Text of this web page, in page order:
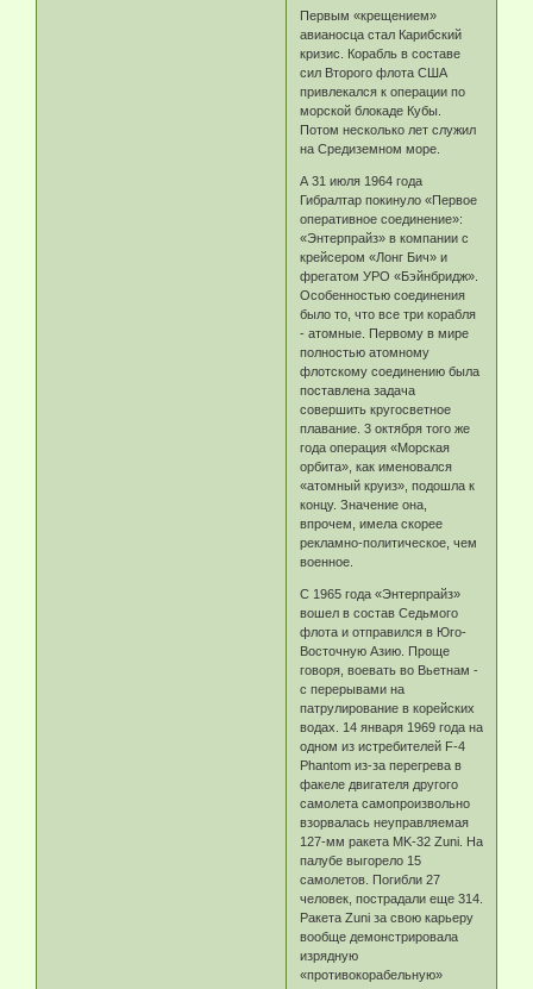
Первым «крещением»
авианосца стал Карибский
кризис. Корабль в составе
сил Второго флота США
привлекался к операции по
морской блокаде Кубы.
Потом несколько лет служил
на Средиземном море.
А 31 июля 1964 года
Гибралтар покинуло «Первое
оперативное соединение»:
«Энтерпрайз» в компании с
крейсером «Лонг Бич» и
фрегатом УРО «Бэйнбридж».
Особенностью соединения
было то, что все три корабля
- атомные. Первому в мире
полностью атомному
флотскому соединению была
поставлена задача
совершить кругосветное
плавание. 3 октября того же
года операция «Морская
орбита», как именовался
«атомный круиз», подошла к
концу. Значение она,
впрочем, имела скорее
рекламно-политическое, чем
военное.
С 1965 года «Энтерпрайз»
вошел в состав Седьмого
флота и отправился в Юго-
Восточную Азию. Проще
говоря, воевать во Вьетнам -
с перерывами на
патрулирование в корейских
водах. 14 января 1969 года на
одном из истребителей F-4
Phantom из-за перегрева в
факеле двигателя другого
самолета самопроизвольно
взорвалась неуправляемая
127-мм ракета MK-32 Zuni. На
палубе выгорело 15
самолетов. Погибли 27
человек, пострадали еще 314.
Ракета Zuni за свою карьеру
вообще демонстрировала
изрядную
«противокорабельную»